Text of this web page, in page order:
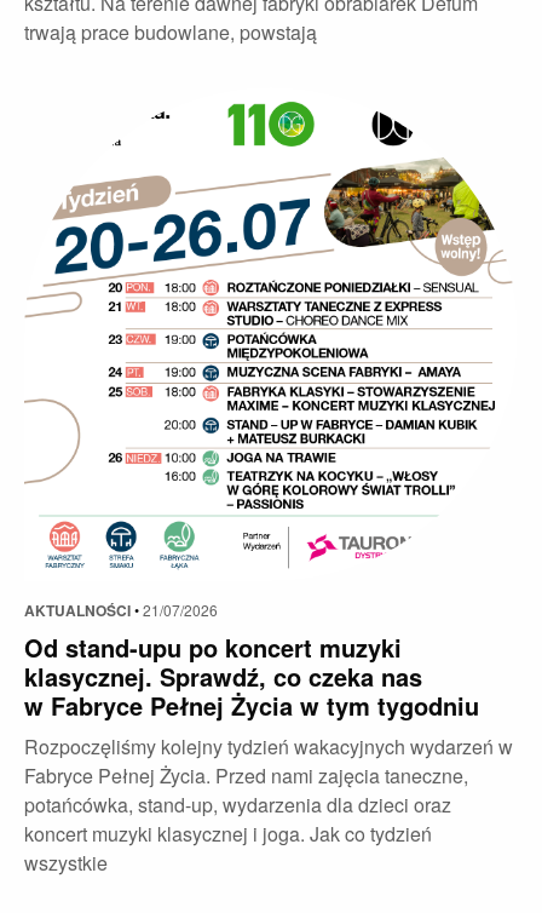
trwają prace budowlane, powstają
AKTUALNOŚCI•21/07/2026
Od stand-upu po koncert muzyki
klasycznej. Sprawdź, co czeka nas
w Fabryce Pełnej Życia w tym tygodniu
Rozpoczęliśmy kolejny tydzień wakacyjnych wydarzeń w
Fabryce Pełnej Życia. Przed nami zajęcia taneczne,
potańcówka, stand-up, wydarzenia dla dzieci oraz
koncert muzyki klasycznej i joga. Jak co tydzień
wszystkie